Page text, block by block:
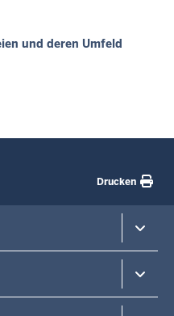
und deren Umfeld
Drucken